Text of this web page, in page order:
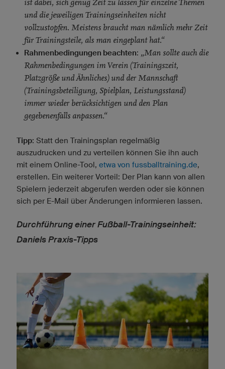
ist dabei, sich genug Zeit zu lassen für einzelne Themen
und die jeweiligen Trainingseinheiten nicht
vollzustopfen. Meistens braucht man nämlich mehr Zeit
für Trainingsteile, als man eingeplant hat.“
Rahmenbedingungen beachten: „Man sollte auch die
Rahmenbedingungen im Verein (Trainingszeit,
Platzgröße und Ähnliches) und der Mannschaft
(Trainingsbeteiligung, Spielplan, Leistungsstand)
immer wieder berücksichtigen und den Plan
gegebenenfalls anpassen.“
Tipp: Statt den Trainingsplan regelmäßig
auszudrucken und zu verteilen können Sie ihn auch
mit einem Online-Tool, etwa von fussballtraining.de,
erstellen. Ein weiterer Vorteil: Der Plan kann von allen
Spielern jederzeit abgerufen werden oder sie können
sich per E-Mail über Änderungen informieren lassen.
Durchführung einer Fußball-Trainingseinheit:
Daniels Praxis-Tipps